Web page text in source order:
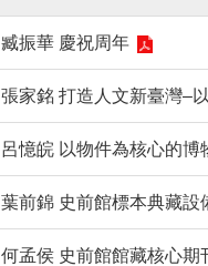
臧振華 慶祝周年
張家銘 打造人文新臺灣–
呂憶皖 以物件為核心的博
葉前錦 史前館標本典藏設
何孟侯 史前館館藏核心期